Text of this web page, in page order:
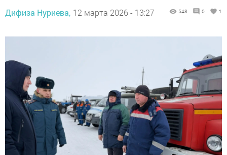
Дифиза Нуриева, 12 марта 2026 - 13:27 548 0 1